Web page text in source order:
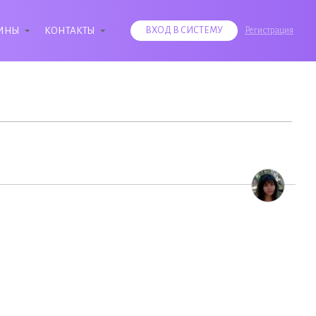
КОНТАКТЫ ВХОД В СИСТЕМУ Регистрация